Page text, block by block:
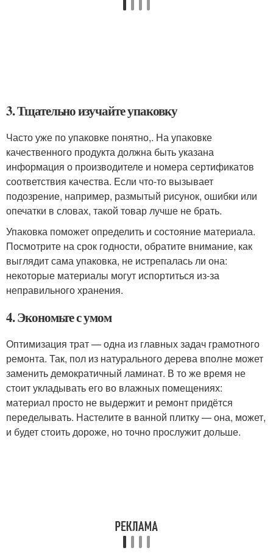
3. Тщательно изучайте упаковку
Часто уже по упаковке понятно,. На упаковке
качественного продукта должна быть указана
информация о производителе и номера сертификатов
соответствия качества. Если что-то вызывает
подозрение, например, размытый рисунок, ошибки или
опечатки в словах, такой товар лучше не брать.
Упаковка поможет определить и состояние материала.
Посмотрите на срок годности, обратите внимание, как
выглядит сама упаковка, не истрепалась ли она:
некоторые материалы могут испортиться из-за
неправильного хранения.
4. Экономьте с умом
Оптимизация трат — одна из главных задач грамотного
ремонта. Так, пол из натурального дерева вполне может
заменить демократичный ламинат. В то же время не
стоит укладывать его во влажных помещениях:
материал просто не выдержит и ремонт придётся
переделывать. Настелите в ванной плитку — она, может,
и будет стоить дороже, но точно прослужит дольше.